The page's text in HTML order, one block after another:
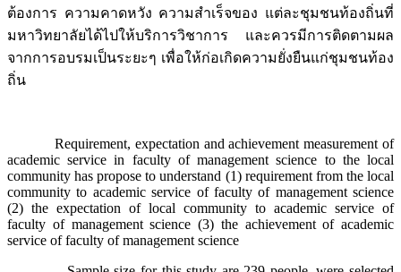
ต้องการ ความคาดหวัง ความสำเร็จของ แต่ละชุมชนท้องถิ่นที่
มหาวิทยาลัยได้ไปให้บริการวิชาการ และควรมีการติดตามผล
จากการอบรมเป็นระยะๆ เพื่อให้ก่อเกิดความยั่งยืนแก่ชุมชนท้อง
ถิ่น
Requirement, expectation and achievement measurement of
academic service in faculty of management science to the local
community has propose to understand (1) requirement from the local
community to academic service of faculty of management science
(2) the expectation of local community to academic service of
faculty of management science (3) the achievement of academic
service of faculty of management science